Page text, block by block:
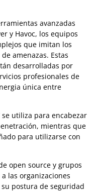
avanzadas
y Havoc, los equipos
que imitan los
amenazas. Estas
desarrolladas por
profesionales de
única entre
utiliza para encabezar
mientras que
para utilizarse con
open source y grupos
las organizaciones
postura de seguridad